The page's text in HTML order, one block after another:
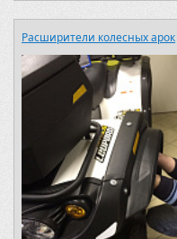
Расширители колесных арок